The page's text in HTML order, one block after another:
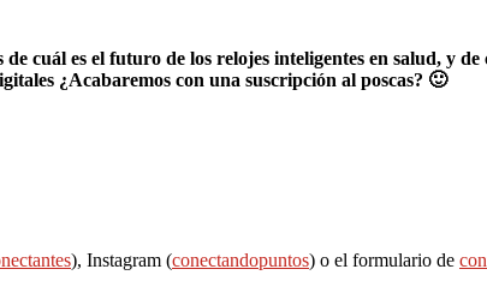
cuál es el futuro de los relojes inteligentes en salud, y
¿Acabaremos con una suscripción al poscas? 🙂
), Instagram (conectandopuntos) o el formulario de